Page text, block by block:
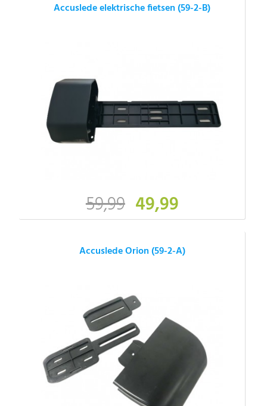
Accuslede elektrische fietsen (59-2-B)
59,99 49,99
Accuslede Orion (59-2-A)